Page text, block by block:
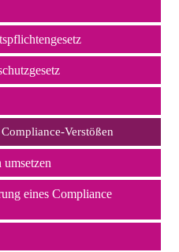
Verstößen
eines Compliance